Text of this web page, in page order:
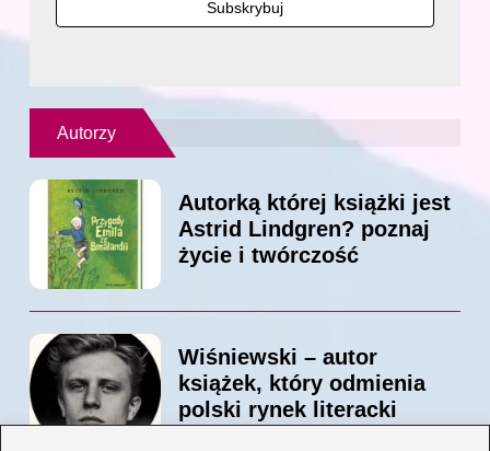
Autorzy
Autorką której książki jest
Astrid Lindgren? poznaj
życie i twórczość
Wiśniewski – autor
książek, który odmienia
polski rynek literacki